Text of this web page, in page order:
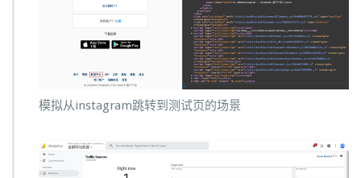
模拟从instagram跳转到测试页的场景